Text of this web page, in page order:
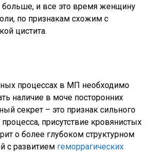
больше, и все это время женщину
по признакам схожим с
цистита.
процессах в МП необходимо
наличие в моче посторонних
секрет – это признак сильного
присутствие кровянистых
о более глубоком структурном
с развитием геморрагических